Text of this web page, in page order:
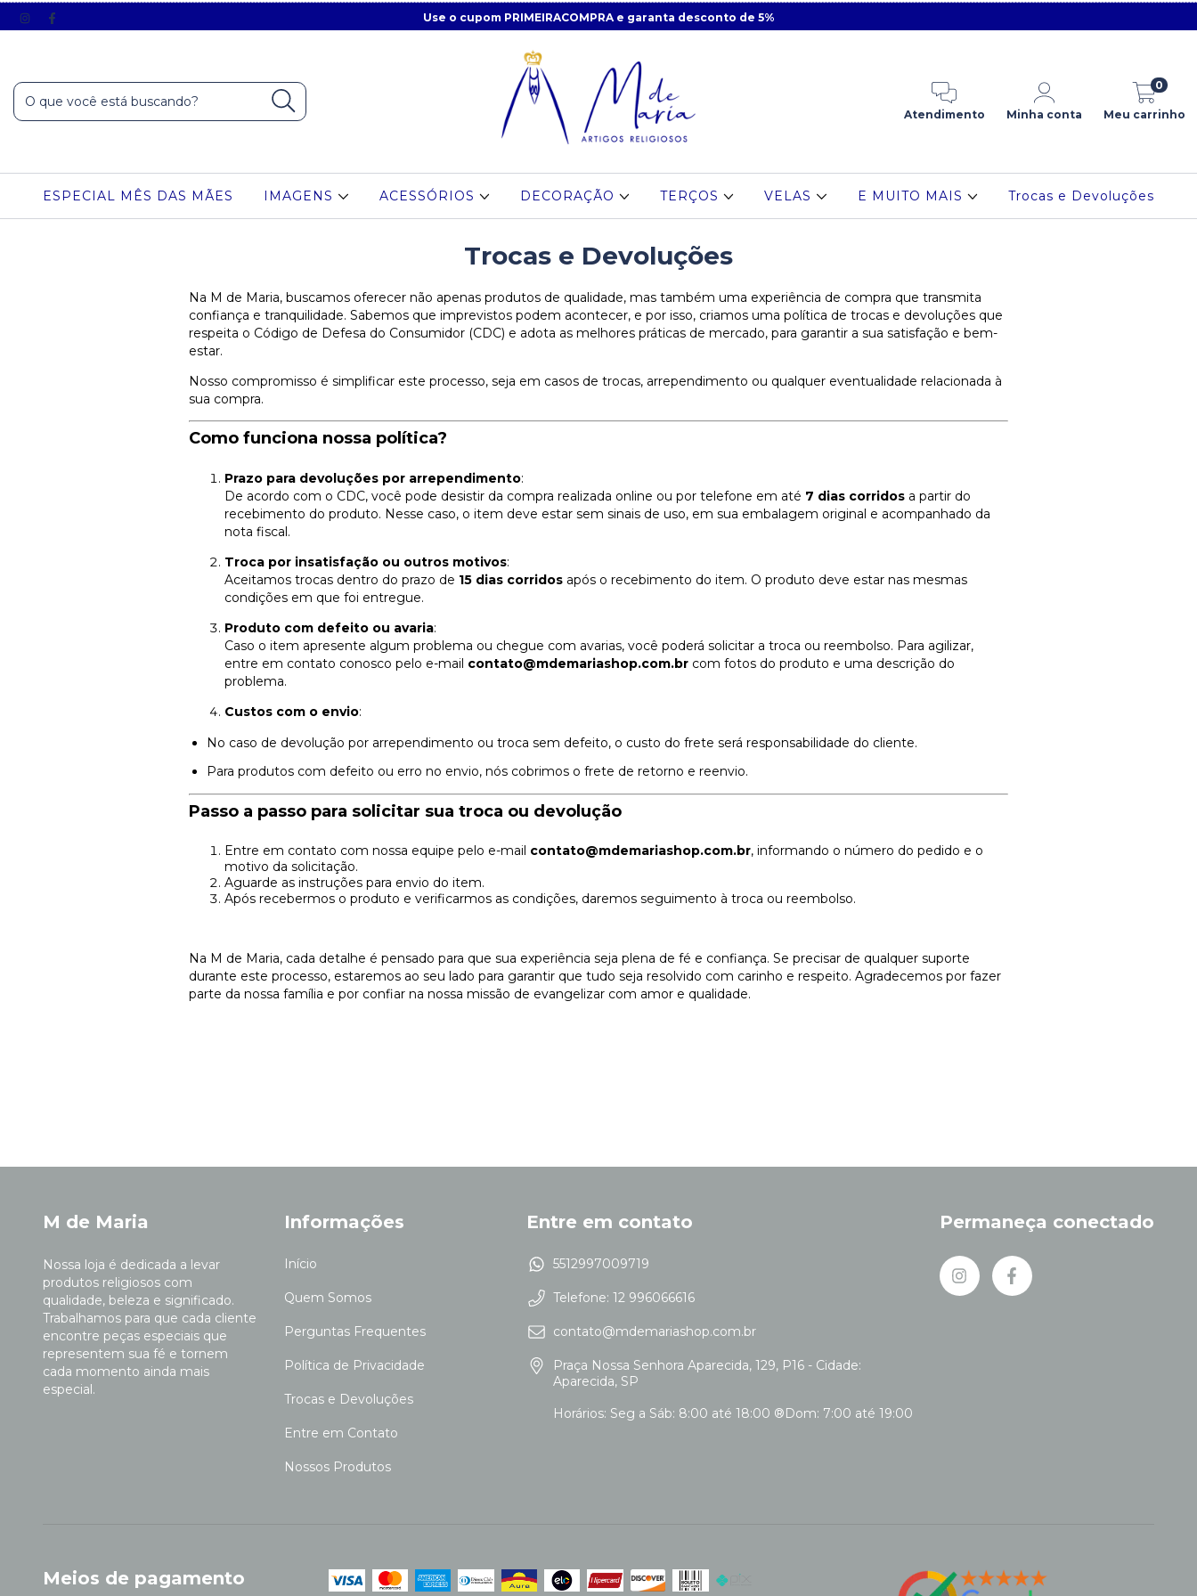
Use o cupom PRIMEIRACOMPRA e garanta desconto de 5%
Atendimento Minha conta Meu carrinho
0
ESPECIAL MÊS DAS MÃES IMAGENS ACESSÓRIOS DECORAÇÃO TERÇOS VELAS E MUITO MAIS Trocas e Devoluções
Trocas e Devoluções
Na M de Maria, buscamos oferecer não apenas produtos de qualidade, mas também uma experiência de compra que transmita
confiança e tranquilidade. Sabemos que imprevistos podem acontecer, e por isso, criamos uma política de trocas e devoluções que
respeita o Código de Defesa do Consumidor (CDC) e adota as melhores práticas de mercado, para garantir a sua satisfação e bem-
estar.
Nosso compromisso é simplificar este processo, seja em casos de trocas, arrependimento ou qualquer eventualidade relacionada à
sua compra.
Como funciona nossa política?
Prazo para devoluções por arrependimento:
De acordo com o CDC, você pode desistir da compra realizada online ou por telefone em até 7 dias corridos a partir do
recebimento do produto. Nesse caso, o item deve estar sem sinais de uso, em sua embalagem original e acompanhado da
nota fiscal.
Troca por insatisfação ou outros motivos:
Aceitamos trocas dentro do prazo de 15 dias corridos após o recebimento do item. O produto deve estar nas mesmas
condições em que foi entregue.
Produto com defeito ou avaria:
Caso o item apresente algum problema ou chegue com avarias, você poderá solicitar a troca ou reembolso. Para agilizar,
entre em contato conosco pelo e-mail contato@mdemariashop.com.br com fotos do produto e uma descrição do
problema.
Custos com o envio:
No caso de devolução por arrependimento ou troca sem defeito, o custo do frete será responsabilidade do cliente.
Para produtos com defeito ou erro no envio, nós cobrimos o frete de retorno e reenvio.
Passo a passo para solicitar sua troca ou devolução
Entre em contato com nossa equipe pelo e-mail contato@mdemariashop.com.br, informando o número do pedido e o
motivo da solicitação.
Aguarde as instruções para envio do item.
Após recebermos o produto e verificarmos as condições, daremos seguimento à troca ou reembolso.
Na M de Maria, cada detalhe é pensado para que sua experiência seja plena de fé e confiança. Se precisar de qualquer suporte
durante este processo, estaremos ao seu lado para garantir que tudo seja resolvido com carinho e respeito. Agradecemos por fazer
parte da nossa família e por confiar na nossa missão de evangelizar com amor e qualidade.
M de Maria
Nossa loja é dedicada a levar
produtos religiosos com
qualidade, beleza e significado.
Trabalhamos para que cada cliente
encontre peças especiais que
representem sua fé e tornem
cada momento ainda mais
especial.
Informações
Início
Quem Somos
Perguntas Frequentes
Política de Privacidade
Trocas e Devoluções
Entre em Contato
Nossos Produtos
Entre em contato
5512997009719
Telefone: 12 996066616
contato@mdemariashop.com.br
Praça Nossa Senhora Aparecida, 129, P16 - Cidade:
Aparecida, SP
Permaneça conectado
Meios de pagamento